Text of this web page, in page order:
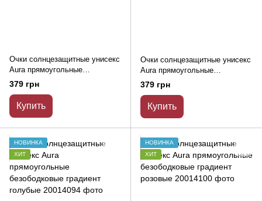
Очки солнцезащитные унисекс
Aura прямоугольные
безободковые имиджевые с
прозрачно-голубыми линзами
379 грн
Купить
Очки солнцезащитные унисекс
Aura прямоугольные
безободковые градиент
зеленые
379 грн
Купить
НОВИНКА
ХИТ
НОВИНКА
ХИТ